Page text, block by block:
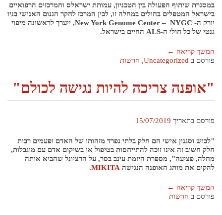
התמודדות עם ילדים בצל מחלה סופנית קשה – ALS חוברות מידע
יעוץ בפיזיותרפיה יעוץ בקלינאות תקשורת
שירות הסעות שת"פ עם עמותת אלה
אודות עמותת ישראלס
חזון העמותה
חברי הוועד צוות
הבלוג
טפסי תביעה לביטל"א
קישורים יצירת קשר
במסגרת שיתוף הפעולה בין הטכניון, עמותת ישראלס והמרכזים הרפואיים
בישראל המטפלים בחולים במחלה זו, לבין המרכז לחקר הגנום האנושי בניו
יורק ה- New York Genome Center – NYGC, ייערך לראשונה מיפוי
גנטי של כל חולי ה-ALS החיים בישראל.
המשך קריאה ←
פורסם ב Uncategorized
, חדשות
"אופנה צריכה להיות נגישה לכולם"
פורסם בתאריך 15/07/2019
"לבוש וסגנון אישי הם חלק בלתי נפרד מזהותו של האדם ופעמים רבות
חלק חשוב זה אינו זוכה להתייחסות בטיפול או בשיקום אדם עם מוגבלות,
מחלה, פציעה", מספרת היזמת עינב בסר, על הרציונל שהביא אותה
להקים את מותג האופנה הנגישה MIKITA
.
המשך קריאה ←
פורסם ב חדשות